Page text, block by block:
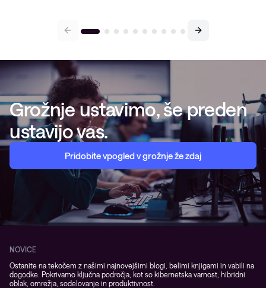
Grožnje ustavimo, še preden
ustavijo vas.
Pridobite vpogled v grožnje že zdaj
NOVICE
Ostanite na tekočem z našimi najnovejšimi blogi, belimi knjigami in vabili na
dogodke. Pokrivamo ključna področja, kot so kibernetska varnost, hibridni
oblak, omrežja, sodelovanje in produktivnost.